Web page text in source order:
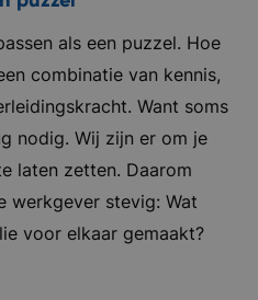
als een puzzel. Hoe
combinatie van kennis,
Want soms
nodig. Wij zijn er om je
laten zetten. Daarom
werkgever stevig: Wat
voor elkaar gemaakt?